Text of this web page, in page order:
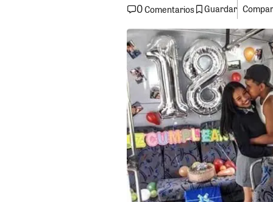
0Comentarios Guardar